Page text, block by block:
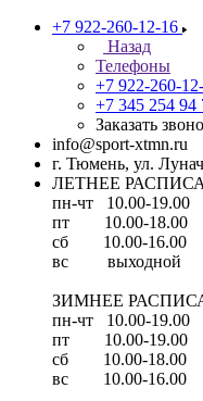
+7 922-260-12-16
Назад
Телефоны
+7 922-260-
+7 345 254 94
Заказать
info@sport-xtmn.ru
г. Тюмень, ул.
ЛЕТНЕЕ
пн-чт 10.00-19.00
пт 10.00-18.00
сб 10.00-16.00
вс выходной
ЗИМНЕЕ
пн-чт 10.00-19.00
пт 10.00-19.00
сб 10.00-18.00
вс 10.00-16.00